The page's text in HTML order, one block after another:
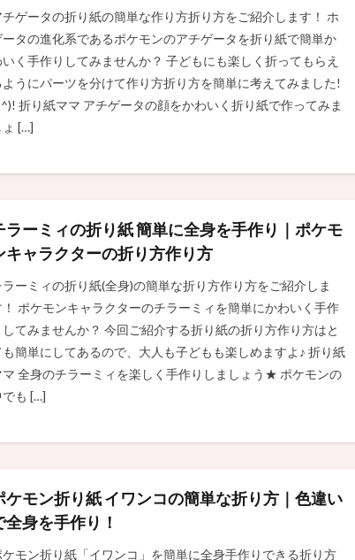
チゲータの折り紙の簡単な作り方折り方をご紹介します！ ホ
ータの進化系であるポケモンのアチゲータを折り紙で簡単か
いく手作りしてみませんか？ 子どもにも楽しく折ってもらえ
ようにパーツを分けて作り方折り方を簡単に考えてみました!
折り紙ママ アチゲータの顔をかわいく折り紙で作ってみま
ょ […]
ラーミィの折り紙 簡単に全身を手作り｜ポケモ
キャラクターの折り方作り方
ラーミィの折り紙(全身)の簡単な折り方作り方をご紹介しま
！ ポケモンキャラクターのチラーミィを簡単にかわいく手作
してみませんか？ 今回ご紹介する折り紙の折り方作り方はと
も簡単にしてあるので、大人も子どもも楽しめますよ♪ 折り紙
マ 全身のチラーミィを楽しく手作りしましょう★ ポケモンの
でも […]
ケモン折り紙 イワンコの簡単な折り方｜色違い
全身を手作り！
ケモン折り紙「イワンコ」を簡単に全身手作りできる折り方